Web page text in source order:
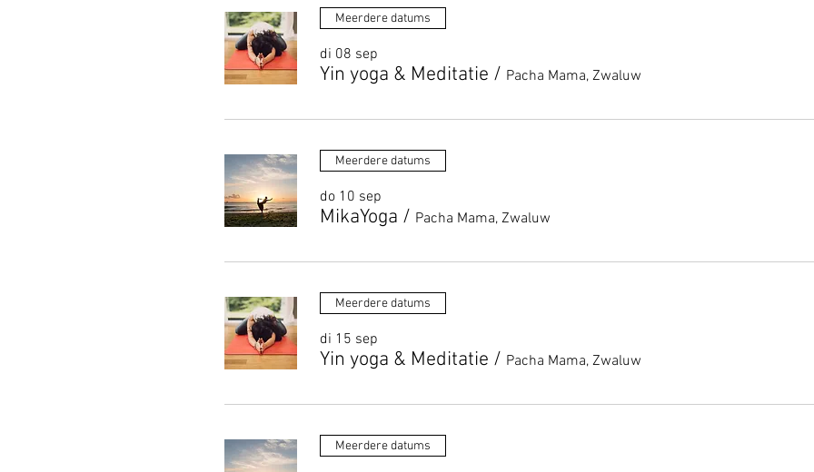
Meerdere datums
di 08 sep
Yin yoga & Meditatie / Pacha Mama, Zwaluw
Meerdere datums
do 10 sep
MikaYoga / Pacha Mama, Zwaluw
Meerdere datums
di 15 sep
Yin yoga & Meditatie / Pacha Mama, Zwaluw
Meerdere datums